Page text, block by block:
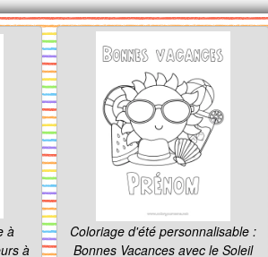
à
à
Coloriage d'été personnalisable :
Bonnes Vacances avec le Soleil